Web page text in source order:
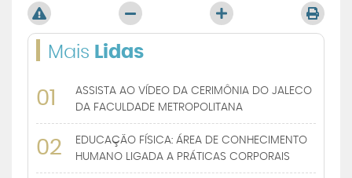
Mais Lidas
01
ASSISTA AO VÍDEO DA CERIMÔNIA DO JALECO
DA FACULDADE METROPOLITANA
02
EDUCAÇÃO FÍSICA: ÁREA DE CONHECIMENTO
HUMANO LIGADA A PRÁTICAS CORPORAIS